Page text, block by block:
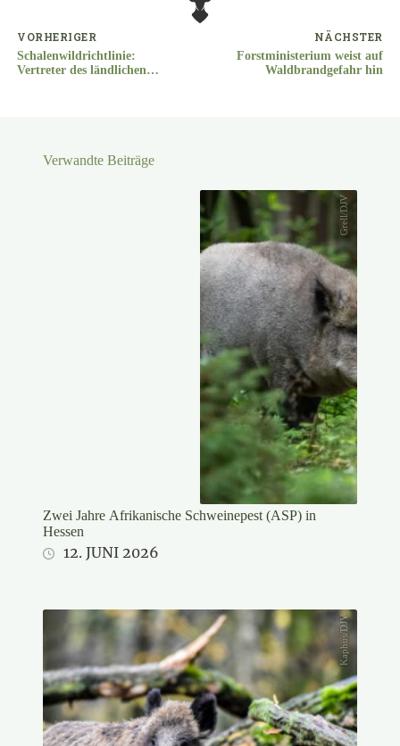
VORHERIGER
Schalenwildrichtlinie:
Vertreter des ländlichen
NÄCHSTER
Forstministerium weist auf
Waldbrandgefahr hin
Verwandte Beiträge
Grell/DJV
Zwei Jahre Afrikanische Schweinepest (ASP) in
Hessen
12. JUNI 2026
Kaphus/DJV